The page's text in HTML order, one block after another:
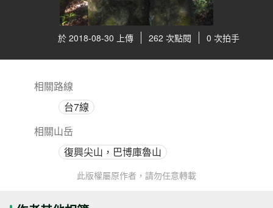
於 2018-08-30 上傳 262 次點閱 0 次拍手
相關路線
台7線
相關山岳
復興尖山，巴博庫魯山
此版權屬原作者，請勿任意轉載